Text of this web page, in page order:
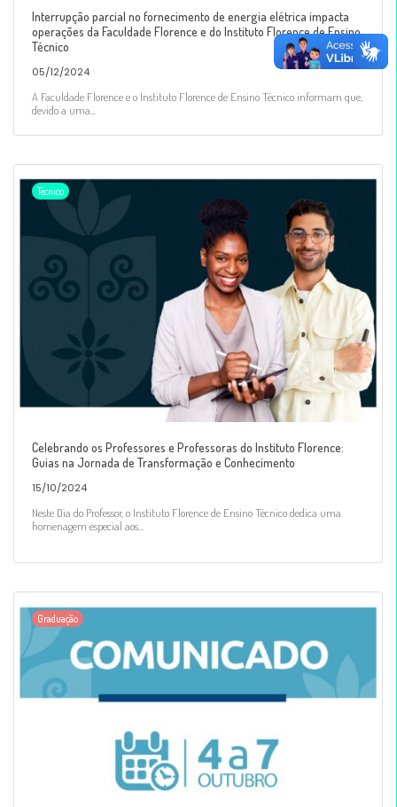
Interrupção parcial no fornecimento de energia elétrica impacta
operações da Faculdade Florence e do Instituto Florence de Ensino
Técnico
05/12/2024
A Faculdade Florence e o Instituto Florence de Ensino Técnico informam que,
devido a uma...
Técnico
Celebrando os Professores e Professoras do Instituto Florence:
Guias na Jornada de Transformação e Conhecimento
15/10/2024
Neste Dia do Professor, o Instituto Florence de Ensino Técnico dedica uma
homenagem especial aos...
Graduação